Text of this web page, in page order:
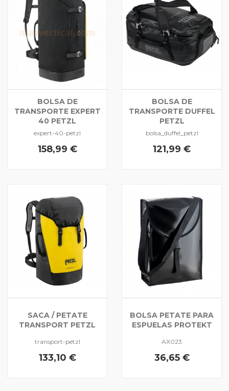
BOLSA DE
TRANSPORTE EXPERT
40 PETZL
expert-40-petzl
158,99 €
BOLSA DE
TRANSPORTE DUFFEL
PETZL
bolsa_duffel_petzl
121,99 €
SACA / PETATE
TRANSPORT PETZL
transport-petzl
133,10 €
BOLSA PETATE PARA
ESPUELAS PROTEKT
AX023
36,65 €